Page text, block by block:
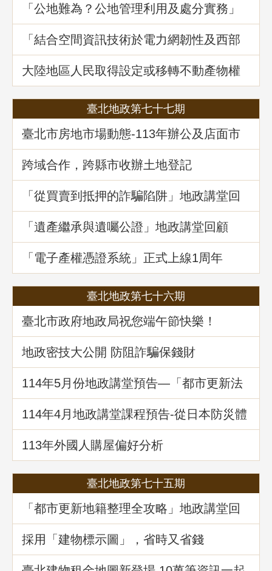
「公地難為？公地管理利用及處分實務」
地政講堂回顧
「結合空間資訊技術於電力網韌性及西部
海域離岸風力發電選址風險分析」地政講
堂回顧
大陸地區人民取得設定或移轉不動產物權
之許可及管理
臺北地政第七十七期
臺北市房地市場動態-113年辦公及店面市
場
跨域合作，跨縣市收辦土地登記
「從買賣到抵押的詐騙陷阱」地政講堂回
顧
「遺產繼承與遺囑公證」地政講堂回顧
「電子產權憑證系統」正式上線1周年
臺北地政第七十六期
臺北市政府地政局祝您端午節快樂！
地政密技大公開 防阻詐騙保錢財
114年5⽉份地政講堂預告—「都市更新法
理與實務」
114年4月地政講堂課程預告-從日本防災體
系看台灣的減災與建物更新重建
113年外國人購屋偏好分析
臺北地政第七十五期
「都市更新地籍整理全攻略」地政講堂回
顧
採用「建物標示圖」，省時又省錢